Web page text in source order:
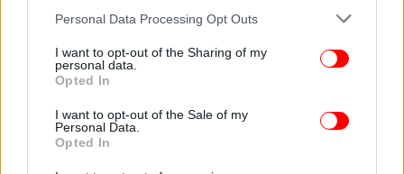
Please note that this website/app uses one or more Google
not limited to your visit or usage behaviour. You may click to
grant or deny consent to Google and its third-party tags to
use your data for below specified purposes in below Google
consent section.
Personal Data Processing Opt Outs
I want to opt-out of the Sharing of my
personal data.
Opted In
I want to opt-out of the Sale of my
Personal Data.
Opted In
ΔΙΑΒΑΣΤΕ ΠΕΡΙΣΣΟΤΕΡΑ
ΚΥΡΙΆΚΟΣ
ΜΗΤΣΟΤΆΚΗΣ
ΧΡΙΣΤΌΔΟΥΛΟΣ ΞΗΡΌΣ